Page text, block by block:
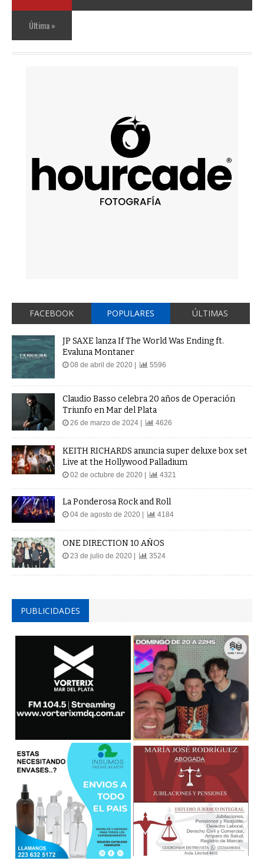
Última »
FACEBOOK POPULARES ÚLTIMAS
JP SAXE lanza If The World Was Ending ft.
Evaluna Montaner
08 de abril de 2020 | 5596
Claudio Basso celebra 20 años de Operación
Triunfo en Mar del Plata
26 de marzo de 2024 | 4626
KEITH RICHARDS anuncia super deluxe box set
Live at the Hollywood Palladium
02 de octubre de 2020 | 4321
La Ponderosa Rock and Roll
04 de agosto de 2020 | 4184
ONE DIRECTION 10 AÑOS
23 de julio de 2020 | 3524
PUBLICIDADES